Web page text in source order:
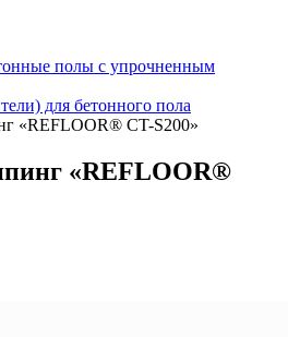
полы с упрочненным
для бетонного пола
«REFLOOR® CT-S200»
«REFLOOR®